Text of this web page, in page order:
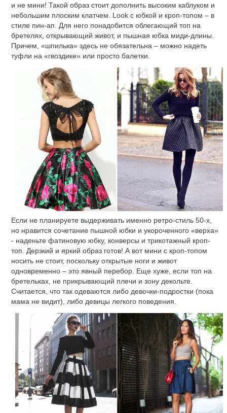
и не мини! Такой образ стоит дополнить высоким каблуком и
небольшим плоским клатчем. Look с юбкой и кроп-топом – в
стиле пин-ап. Для него понадобится облегающий топ на
бретелях, открывающий живот, и пышная юбка миди-длины.
Причем, «шпилька» здесь не обязательна – можно надеть
туфли на «гвоздике» или просто балетки.
Если не планируете выдерживать именно ретро-стиль 50-х,
но нравится сочетание пышной юбки и укороченного «верха»
- наденьте фатиновую юбку, конверсы и трикотажный кроп-
топ. Дерзкий и яркий образ готов! А вот мини с кроп-топом
носить не стоит, поскольку открытые ноги и живот
одновременно – это явный перебор. Еще хуже, если топ на
бретельках, не прикрывающий плечи и зону декольте.
Считается, что так одеваются либо девочки-подростки (пока
мама не видит), либо девицы легкого поведения.